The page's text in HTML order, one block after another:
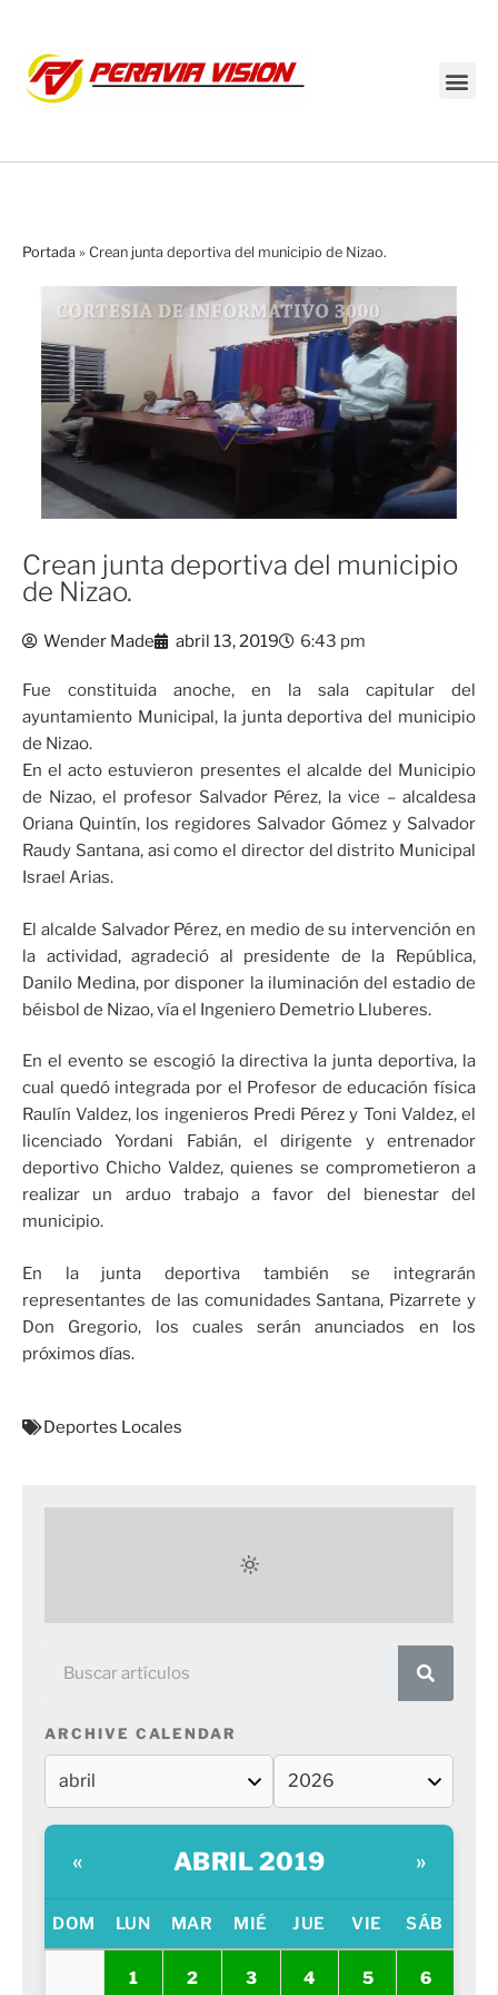
Portada » Crean junta deportiva del municipio de Nizao.
Crean junta deportiva del municipio
de Nizao.
Wender Made abril 13, 2019 6:43 pm
Fue constituida anoche, en la sala capitular del
ayuntamiento Municipal, la junta deportiva del municipio
de Nizao.
En el acto estuvieron presentes el alcalde del Municipio
de Nizao, el profesor Salvador Pérez, la vice – alcaldesa
Oriana Quintín, los regidores Salvador Gómez y Salvador
Raudy Santana, asi como el director del distrito Municipal
Israel Arias.
El alcalde Salvador Pérez, en medio de su intervención en
la actividad, agradeció al presidente de la República,
Danilo Medina, por disponer la iluminación del estadio de
béisbol de Nizao, vía el Ingeniero Demetrio Lluberes.
En el evento se escogió la directiva la junta deportiva, la
cual quedó integrada por el Profesor de educación física
Raulín Valdez, los ingenieros Predi Pérez y Toni Valdez, el
licenciado Yordani Fabián, el dirigente y entrenador
deportivo Chicho Valdez, quienes se comprometieron a
realizar un arduo trabajo a favor del bienestar del
municipio.
En la junta deportiva también se integrarán
representantes de las comunidades Santana, Pizarrete y
Don Gregorio, los cuales serán anunciados en los
próximos días.
Deportes Locales
ARCHIVE CALENDAR
« ABRIL 2019 »
DOM LUN MAR MIÉ JUE VIE SÁB
1 2 3 4 5 6